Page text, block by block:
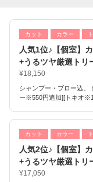
カット カラー
人気1位♪【個室】
+うるツヤ厳選トリ
¥18,150
シャンプー・ブロー込。
ー※550円追加][トキオ
カット カラー
人気2位♪【個室】
+うるツヤ厳選トリ
¥17,050